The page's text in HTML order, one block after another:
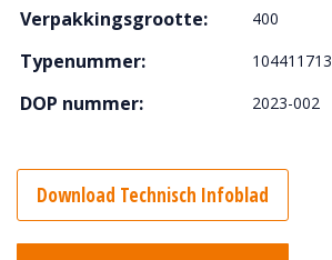
Verpakkingsgrootte: 400
Typenummer: 104411713
DOP nummer: 2023-002
Download Technisch Infoblad